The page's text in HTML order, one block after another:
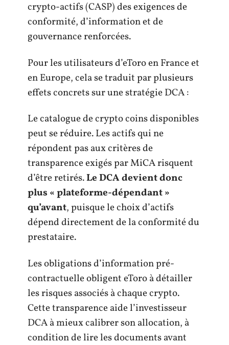
crypto-actifs (CASP) des exigences de
conformité, d’information et de
gouvernance renforcées.
Pour les utilisateurs d’eToro en France et
en Europe, cela se traduit par plusieurs
effets concrets sur une stratégie DCA :
Le catalogue de crypto coins disponibles
peut se réduire. Les actifs qui ne
répondent pas aux critères de
transparence exigés par MiCA risquent
d’être retirés.Le DCA devient donc
plus « plateforme-dépendant »
qu’avant, puisque le choix d’actifs
dépend directement de la conformité du
prestataire.
Les obligations d’information pré-
contractuelle obligent eToro à détailler
les risques associés à chaque crypto.
Cette transparence aide l’investisseur
DCA à mieux calibrer son allocation, à
condition de lire les documents avant